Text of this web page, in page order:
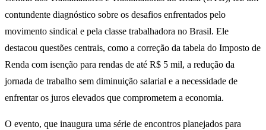
contundente diagnóstico sobre os desafios enfrentados pelo
movimento sindical e pela classe trabalhadora no Brasil. Ele
destacou questões centrais, como a correção da tabela do Imposto de
Renda com isenção para rendas de até R$ 5 mil, a redução da
jornada de trabalho sem diminuição salarial e a necessidade de
enfrentar os juros elevados que comprometem a economia.
O evento, que inaugura uma série de encontros planejados para